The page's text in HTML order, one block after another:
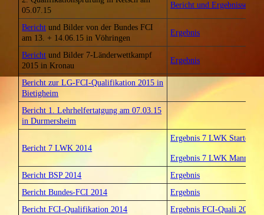
05.07.15
Bericht und Ergebnisse
Bericht und Bilder von der Bundes FCI
am 13. + 14.06.15 in Vöhringen
Ergebnis
Bericht und Bilder 7-Länderwettkampf
2015 in Kronau
Ergebnis
Bericht zur LG-FCI-Qualifikation 2015 in
Bietigheim
Bericht 1. Lehrhelfertatgung am 07.03.15
in Durmersheim
Bericht 7 LWK 2014
Ergebnis 7 LWK Starter
Ergebnis 7 LWK
Bericht BSP 2014
Ergebnis
Bericht Bundes-FCI 2014
Ergebnis
Bericht FCI-Qualifikation 2014
Ergebnis FCI-Quali 2014